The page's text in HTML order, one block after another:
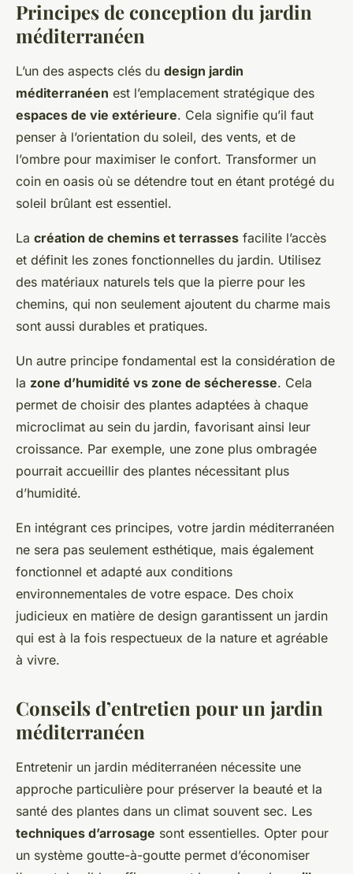
Principes de conception du jardin
méditerranéen
L’un des aspects clés du design jardin
méditerranéen est l’emplacement stratégique des
espaces de vie extérieure. Cela signifie qu’il faut
penser à l’orientation du soleil, des vents, et de
l’ombre pour maximiser le confort. Transformer un
coin en oasis où se détendre tout en étant protégé du
soleil brûlant est essentiel.
La création de chemins et terrasses facilite l’accès
et définit les zones fonctionnelles du jardin. Utilisez
des matériaux naturels tels que la pierre pour les
chemins, qui non seulement ajoutent du charme mais
sont aussi durables et pratiques.
Un autre principe fondamental est la considération de
la zone d’humidité vs zone de sécheresse. Cela
permet de choisir des plantes adaptées à chaque
microclimat au sein du jardin, favorisant ainsi leur
croissance. Par exemple, une zone plus ombragée
pourrait accueillir des plantes nécessitant plus
d’humidité.
En intégrant ces principes, votre jardin méditerranéen
ne sera pas seulement esthétique, mais également
fonctionnel et adapté aux conditions
environnementales de votre espace. Des choix
judicieux en matière de design garantissent un jardin
qui est à la fois respectueux de la nature et agréable
à vivre.
Conseils d’entretien pour un jardin
méditerranéen
Entretenir un jardin méditerranéen nécessite une
approche particulière pour préserver la beauté et la
santé des plantes dans un climat souvent sec. Les
techniques d’arrosage sont essentielles. Opter pour
un système goutte-à-goutte permet d’économiser